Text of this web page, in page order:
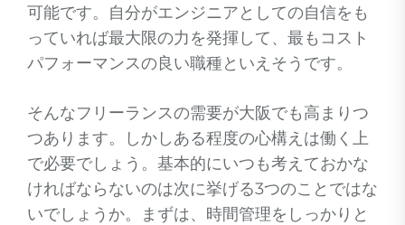
可能です。自分がエンジニアとしての自信をも
っていれば最大限の力を発揮して、最もコスト
パフォーマンスの良い職種といえそうです。
そんなフリーランスの需要が大阪でも高まりつ
つあります。しかしある程度の心構えは働く上
で必要でしょう。基本的にいつも考えておかな
ければならないのは次に挙げる3つのことではな
いでしょうか。まずは、時間管理をしっかりと